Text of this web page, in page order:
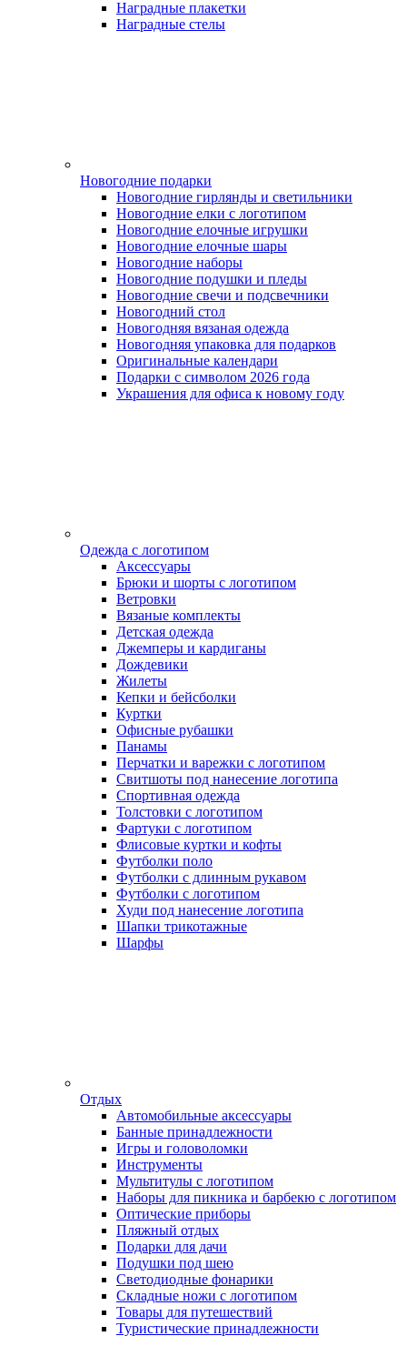
Наградные плакетки
Наградные стелы
Новогодние подарки
Новогодние гирлянды и светильники
Новогодние елки с логотипом
Новогодние елочные игрушки
Новогодние елочные шары
Новогодние наборы
Новогодние подушки и пледы
Новогодние свечи и подсвечники
Новогодний стол
Новогодняя вязаная одежда
Новогодняя упаковка для подарков
Оригинальные календари
Подарки с символом 2026 года
Украшения для офиса к новому году
Одежда с логотипом
Аксессуары
Брюки и шорты с логотипом
Ветровки
Вязаные комплекты
Детская одежда
Джемперы и кардиганы
Дождевики
Жилеты
Кепки и бейсболки
Куртки
Офисные рубашки
Панамы
Перчатки и варежки с логотипом
Свитшоты под нанесение логотипа
Спортивная одежда
Толстовки с логотипом
Фартуки с логотипом
Флисовые куртки и кофты
Футболки поло
Футболки с длинным рукавом
Футболки с логотипом
Худи под нанесение логотипа
Шапки трикотажные
Шарфы
Отдых
Автомобильные аксессуары
Банные принадлежности
Игры и головоломки
Инструменты
Мультитулы с логотипом
Наборы для пикника и барбекю с логотипом
Оптические приборы
Пляжный отдых
Подарки для дачи
Подушки под шею
Светодиодные фонарики
Складные ножи с логотипом
Товары для путешествий
Туристические принадлежности